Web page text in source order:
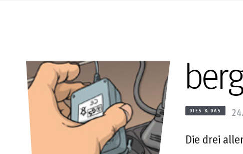
DIES & DAS
Die drei